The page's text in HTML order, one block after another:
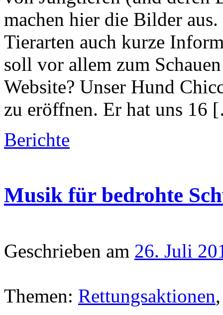
machen hier die Bilder
Tierarten auch kurze
soll vor allem zum
Website? Unser Hund
zu eröffnen. Er hat uns
Berichte
Musik für bedrohte
Geschrieben am 26. Juli
Themen: Rettungsaktionen